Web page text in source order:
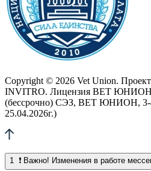
Copyright © 2026 Vet Union.
INVITRO. Лицензия ВЕТ ЮНИОН,
(бессрочно) СЭЗ, ВЕТ ЮНИОН, 3-4
25.04.2026г.)
1 ❗ Важно! Изменения в работе